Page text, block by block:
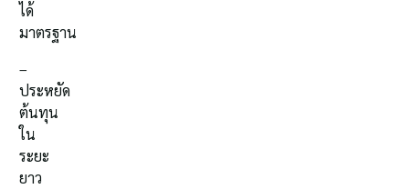
ได้
มาตรฐาน
–
ประหยัด
ต้นทุน
ใน
ระยะ
ยาว